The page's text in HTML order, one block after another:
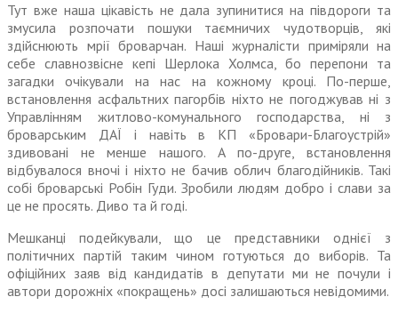
Тут вже наша цікавість не дала зупинитися на півдороги та
змусила розпочати пошуки таємничих чудотворців, які
здійснюють мрії броварчан. Наші журналісти приміряли на
себе славнозвісне кепі Шерлока Холмса, бо перепони та
загадки очікували на нас на кожному кроці. По-перше,
встановлення асфальтних пагорбів ніхто не погоджував ні з
Управлінням жит­лово-комунального господарства, ні з
броварським ДАЇ і навіть в КП «Бровари-Благоустрій»
здивовані не менше нашого. А по-друге, встановлення
відбувалося вночі і ніхто не бачив облич благодійни­ків. Такі
собі броварські Робін Гуди. Зробили людям добро і слави за
це не просять. Диво та й годі.
Мешканці подейкували, що це представники однієї з
політичних партій таким чином готуються до виборів. Та
офіційних заяв від кан­дидатів в депутати ми не почули і
автори дорожніх «покращень» досі залишаються невідомими.